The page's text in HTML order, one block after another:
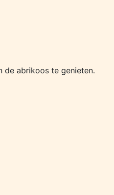
de abrikoos te genieten.